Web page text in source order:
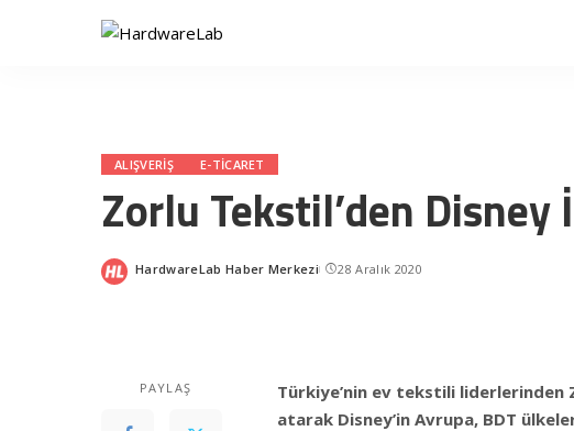
ALIŞVERIŞ E-TICARET
Zorlu Tekstil’den Disney
Posted
HardwareLab Haber Merkezi 28 Aralık 2020
PAYLAŞ
Türkiye’nin ev tekstili liderlerinden
atarak Disney’in Avrupa, BDT